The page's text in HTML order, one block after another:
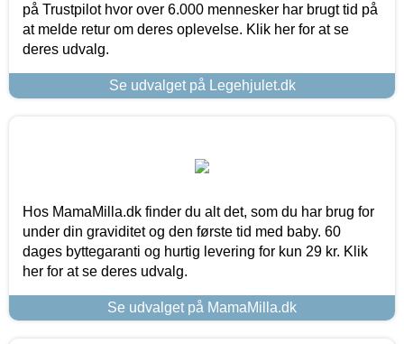
på Trustpilot hvor over 6.000 mennesker har brugt tid på
at melde retur om deres oplevelse. Klik her for at se
deres udvalg.
Se udvalget på Legehjulet.dk
Hos MamaMilla.dk finder du alt det, som du har brug for
under din graviditet og den første tid med baby. 60
dages byttegaranti og hurtig levering for kun 29 kr. Klik
her for at se deres udvalg.
Se udvalget på MamaMilla.dk